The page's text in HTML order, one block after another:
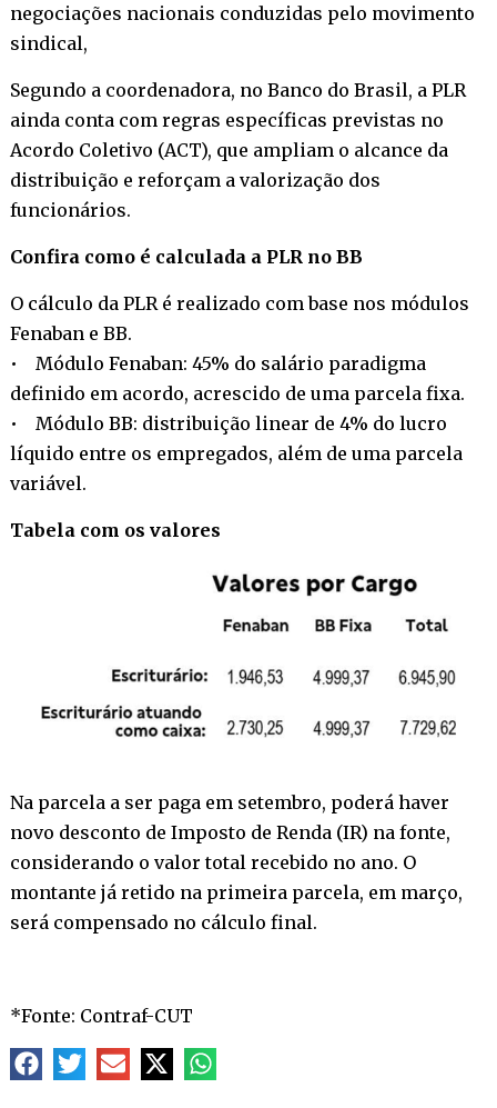
negociações nacionais conduzidas pelo movimento
sindical,
Segundo a coordenadora, no Banco do Brasil, a PLR
ainda conta com regras específicas previstas no
Acordo Coletivo (ACT), que ampliam o alcance da
distribuição e reforçam a valorização dos
funcionários.
Confira como é calculada a PLR no BB
O cálculo da PLR é realizado com base nos módulos
Fenaban e BB.
• Módulo Fenaban: 45% do salário paradigma
definido em acordo, acrescido de uma parcela fixa.
• Módulo BB: distribuição linear de 4% do lucro
líquido entre os empregados, além de uma parcela
variável.
Tabela com os valores
Na parcela a ser paga em setembro, poderá haver
novo desconto de Imposto de Renda (IR) na fonte,
considerando o valor total recebido no ano. O
montante já retido na primeira parcela, em março,
será compensado no cálculo final.
*Fonte: Contraf-CUT